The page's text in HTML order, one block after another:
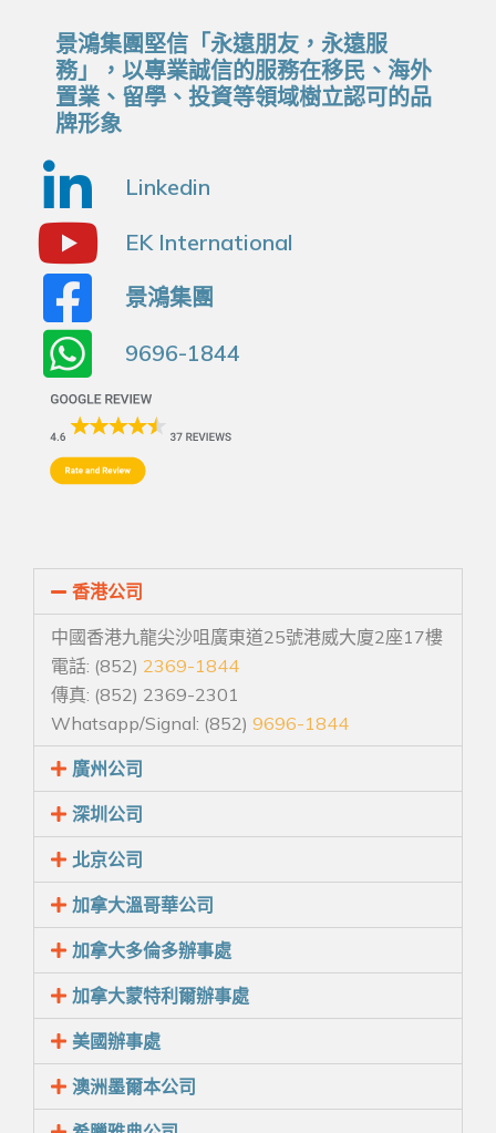
景鴻集團堅信「永遠朋友，永遠服
務」，以專業誠信的服務在移民、海外
置業、留學、投資等領域樹立認可的品
牌形象
Linkedin
EK International
景鴻集團
9696-1844
香港公司
中國香港九龍尖沙咀廣東道25號港威大廈2座17樓
電話: (852) 2369-1844
傳真: (852) 2369-2301
Whatsapp/Signal: (852) 9696-1844
廣州公司
深圳公司
北京公司
加拿大溫哥華公司
加拿大多倫多辦事處
加拿大蒙特利爾辦事處
美國辦事處
澳洲墨爾本公司